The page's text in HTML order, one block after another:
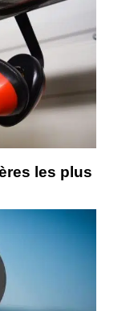
les plus